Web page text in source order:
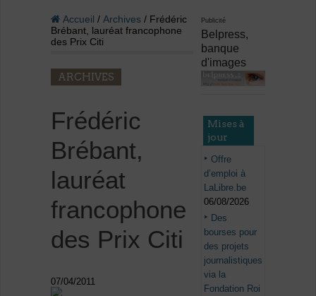
Accueil / Archives/ Frédéric
Brébant, lauréat francophone
des Prix Citi
ARCHIVES
Frédéric
Brébant,
lauréat
francophone
des Prix Citi
07/04/2011
Publicité
Belpress,
banque
d'images
Mises à
jour
Offre
d’emploi à
LaLibre.be
06/08/2026
Des
bourses pour
des projets
journalistiques
via la
Fondation Roi